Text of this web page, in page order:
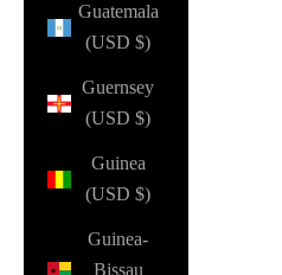
Guatemala
(USD $)
Guernsey
(USD $)
Guinea
(USD $)
Guinea-
Bissau